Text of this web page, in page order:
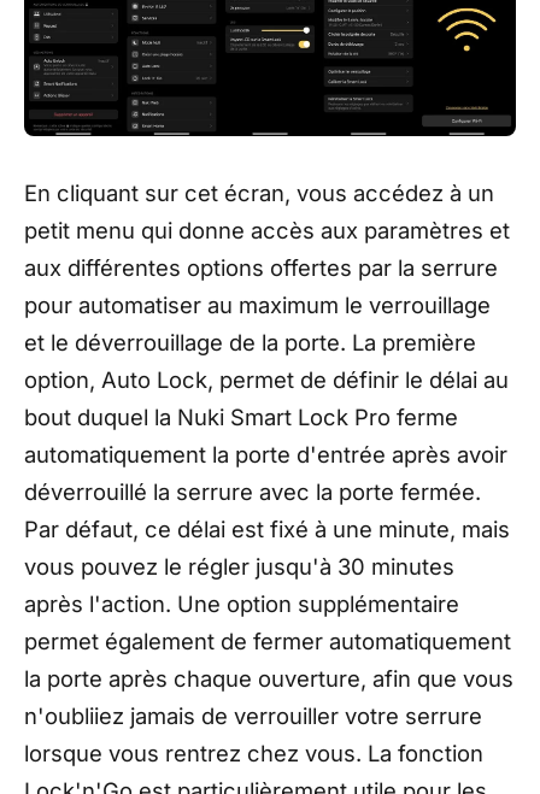
En cliquant sur cet écran, vous accédez à un
petit menu qui donne accès aux paramètres et
aux différentes options offertes par la serrure
pour automatiser au maximum le verrouillage
et le déverrouillage de la porte. La première
option, Auto Lock, permet de définir le délai au
bout duquel la Nuki Smart Lock Pro ferme
automatiquement la porte d'entrée après avoir
déverrouillé la serrure avec la porte fermée.
Par défaut, ce délai est fixé à une minute, mais
vous pouvez le régler jusqu'à 30 minutes
après l'action. Une option supplémentaire
permet également de fermer automatiquement
la porte après chaque ouverture, afin que vous
n'oubliiez jamais de verrouiller votre serrure
lorsque vous rentrez chez vous. La fonction